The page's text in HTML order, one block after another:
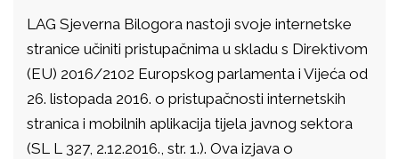
LAG Sjeverna Bilogora nastoji svoje internetske
stranice učiniti pristupačnima u skladu s Direktivom
(EU) 2016/2102 Europskog parlamenta i Vijeća od
26. listopada 2016. o pristupačnosti internetskih
stranica i mobilnih aplikacija tijela javnog sektora
(SL L 327, 2.12.2016., str. 1.). Ova izjava o